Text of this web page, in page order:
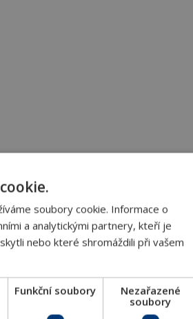
Popis
soubory cookie. Informace o
a analytickými partnery, kteří je
nebo které shromáždili při vašem
Funkční soubory
Nezařazené
soubory